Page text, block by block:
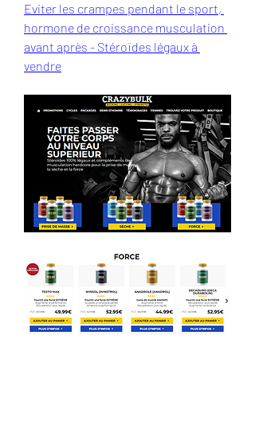
Eviter les crampes pendant le sport,
hormone de croissance musculation
avant après - Stéroïdes légaux à
vendre